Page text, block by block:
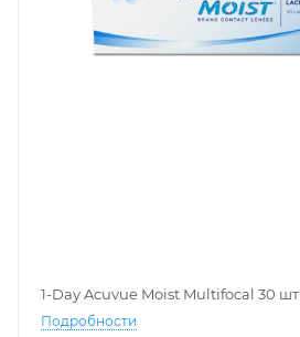
1-Day Acuvue Moist Multifocal 30 шт
Подробности